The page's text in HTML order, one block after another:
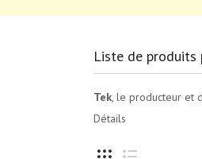
Liste de produits
Tek, le producteur et
Détails